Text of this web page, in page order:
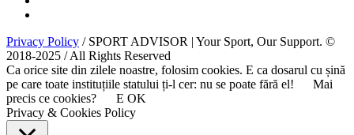
Privacy Policy / SPORT ADVISOR | Your Sport, Our Support. ©
2018-2025 / All Rights Reserved
Ca orice site din zilele noastre, folosim cookies. E ca dosarul cu șină
pe care toate instituțiile statului ți-l cer: nu se poate fără el!
Mai
precis ce cookies?
E OK
Privacy & Cookies Policy